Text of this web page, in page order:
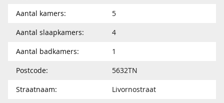
Aantal kamers:
5
Aantal slaapkamers:
4
Aantal badkamers:
1
Postcode:
5632TN
Straatnaam:
Livornostraat